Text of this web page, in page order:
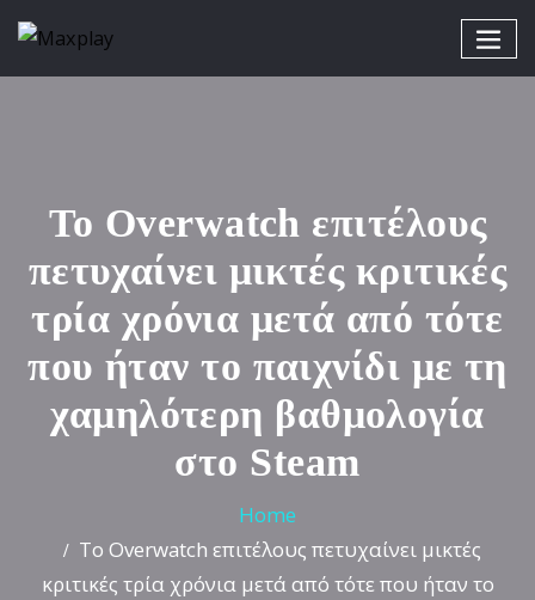
Το Overwatch επιτέλους
πετυχαίνει μικτές κριτικές
τρία χρόνια μετά από τότε
που ήταν το παιχνίδι με τη
χαμηλότερη βαθμολογία
στο Steam
Home
Το Overwatch επιτέλους πετυχαίνει μικτές
κριτικές τρία χρόνια μετά από τότε που ήταν το